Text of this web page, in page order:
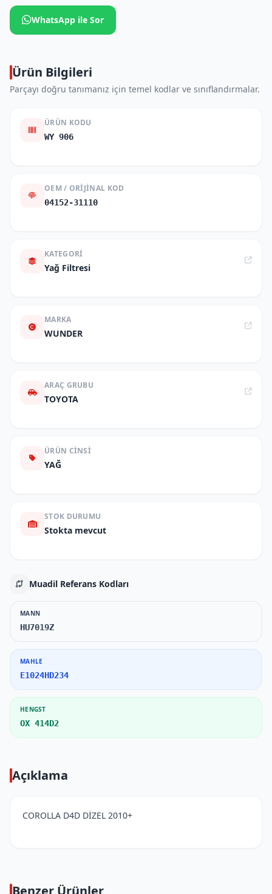
WhatsApp ile Sor
Ürün Bilgileri
Parçayı doğru tanımanız için temel kodlar ve sınıflandırmalar.
ÜRÜN KODU
WY 906
OEM / ORIJINAL KOD
04152-31110
KATEGORI
Yağ Filtresi
MARKA
WUNDER
ARAÇ GRUBU
TOYOTA
ÜRÜN CINSI
YAĞ
STOK DURUMU
Stokta mevcut
Muadil Referans Kodları
MANN
HU7019Z
MAHLE
E1024HD234
HENGST
OX 414D2
Açıklama
COROLLA D4D DİZEL 2010+
Benzer Ürünler